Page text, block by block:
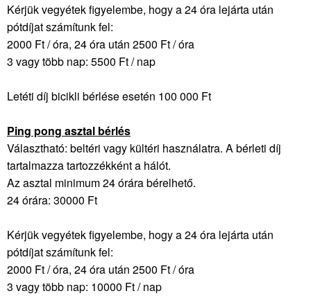
Kérjük vegyétek figyelembe, hogy a 24 óra lejárta után
pótdíjat számítunk fel:
2000 Ft / óra, 24 óra után 2500 Ft / óra
3 vagy több nap: 5500 Ft / nap
Letéti díj bicikli bérlése esetén 100 000 Ft
Ping pong asztal bérlés
Választható: beltéri vagy kültéri használatra. A bérleti díj
tartalmazza tartozzékként a hálót.
Az asztal minimum 24 órára bérelhető.
24 órára: 30000 Ft
Kérjük vegyétek figyelembe, hogy a 24 óra lejárta után
pótdíjat számítunk fel:
2000 Ft / óra, 24 óra után 2500 Ft / óra
3 vagy több nap: 10000 Ft / nap